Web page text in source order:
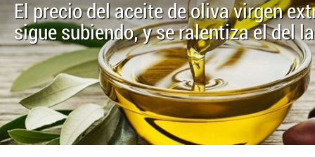
El precio del aceite de oliva virgen
sigue subiendo, y se ralentiza el del